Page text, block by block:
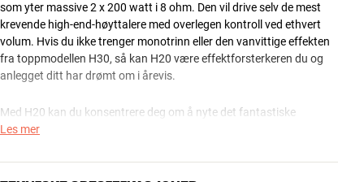
som yter massive 2 x 200 watt i 8 ohm. Den vil drive selv de mest
krevende high-end-høyttalere med overlegen kontroll ved ethvert
volum. Hvis du ikke trenger monotrinn eller den vanvittige effekten
fra toppmodellen H30, så kan H20 være effektforsterkeren du og
anlegget ditt har drømt om i årevis.
Med H20 kan du konsentrere deg om å nyte det fantastiske
lydbildet, den avgrunnsdype og kontrollerte bassen og de utallige
Hver eneste musikklytting blir til en sublim opplevelse som vil
Les mer